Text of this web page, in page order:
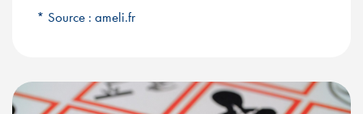
* Source : ameli.fr